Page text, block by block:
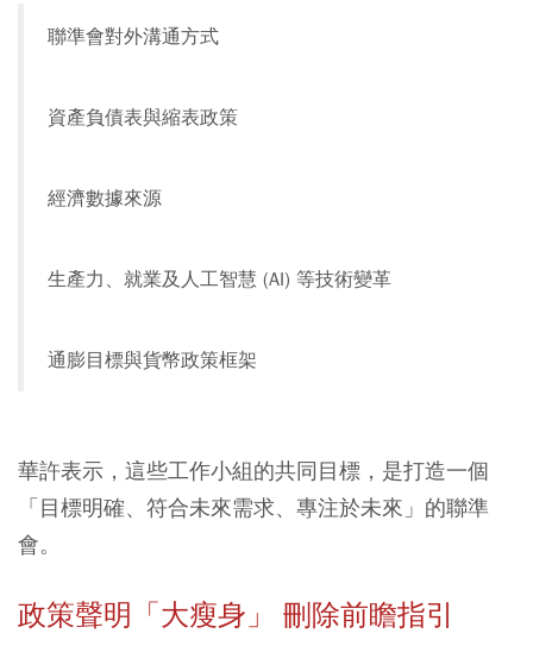
聯準會對外溝通方式
資產負債表與縮表政策
經濟數據來源
生產力、就業及人工智慧 (AI) 等技術變革
通膨目標與貨幣政策框架
華許表示，這些工作小組的共同目標，是打造一個
「目標明確、符合未來需求、專注於未來」的聯準
會。
政策聲明「大瘦身」 刪除前瞻指引